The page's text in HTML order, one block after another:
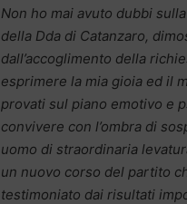
Non ho mai avuto dubbi
della Dda di Catanzaro,
dall’accoglimento della
esprimere la mia gioia ed il
provati sul piano emotivo e
convivere con l’ombra di
uomo di straordinaria
un nuovo corso del partito
testimoniato dai risultati